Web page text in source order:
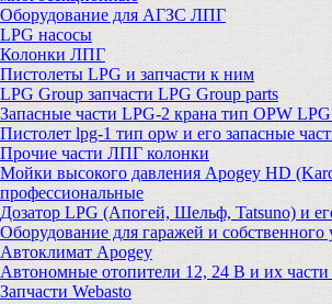
Оборудование для АГЗС ЛПГ
LPG насосы
Колонки ЛПГ
Пистолеты LPG и запчасти к ним
LPG Group запчасти LPG Group parts
Запасные части LPG-2 крана тип OPW
Пистолет lpg-1 тип opw и его запасные
Прочие части ЛПГ колонки
Мойки высокого давления Apogey HD
профессиональные
Дозатор LPG (Апогей, Шельф, Tatsuno) и
Оборудование для гаражей и собственного
Автоклимат Apogey
Автономные отопители 12, 24 В и их части
Запчасти Webasto